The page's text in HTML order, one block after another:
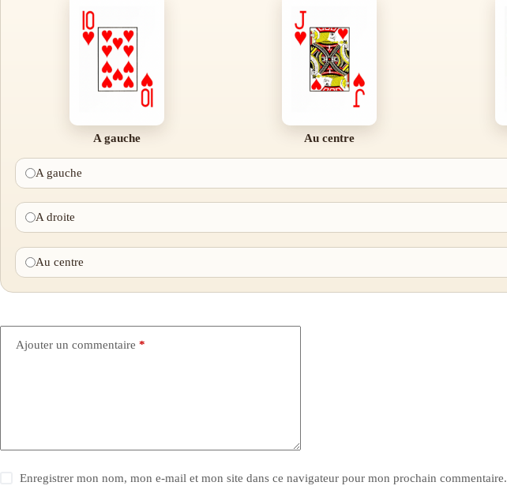
A gauche Au centre
A gauche
A droite
Au centre
Ajouter un commentaire *
Enregistrer mon nom, mon e-mail et mon site dans ce navigateur pour mon prochain commentaire.